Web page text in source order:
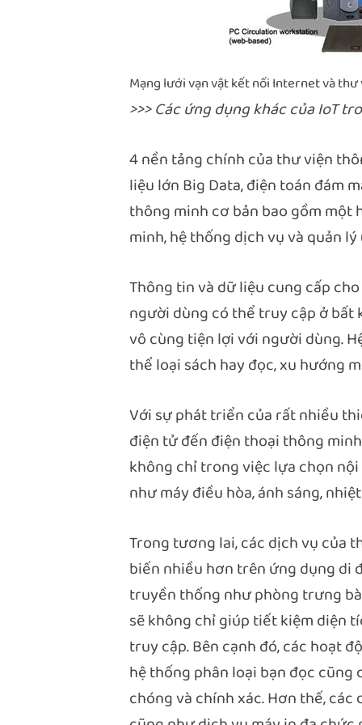
Mạng lưới vạn vật kết nối Internet và
>>> Các ứng dụng khác của IoT
4 nền tảng chính của thư viện
liệu lớn Big Data, điện toán đám
thông minh cơ bản bao gồm
minh, hệ thống dịch vụ và quản
Thông tin và dữ liệu cung cấp
người dùng có thể truy cập ở bất
vô cùng tiện lợi với người dùng.
thể loại sách hay đọc, xu hướng
Với sự phát triển của rất nhiều
điện tử đến điện thoại thông
không chỉ trong việc lựa chọn
như máy điều hòa, ánh sáng,
Trong tương lai, các dịch vụ của
biến nhiều hơn trên ứng dụng di
truyền thống như phòng trưng
sẽ không chỉ giúp tiết kiệm diện
truy cập. Bên cạnh đó, các hoạt
hệ thống phân loại bạn đọc
chóng và chính xác. Hơn thế,